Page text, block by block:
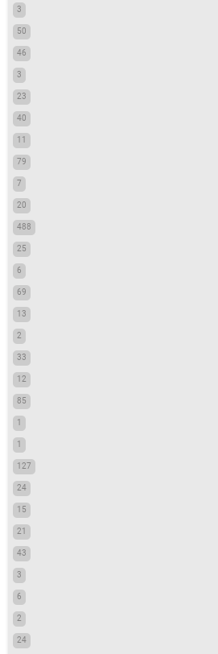
3
50
46
3
23
40
11
79
7
20
488
25
6
69
13
2
33
12
85
1
1
127
24
15
21
43
3
6
2
24